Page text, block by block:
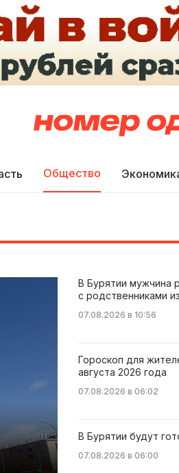
Общество
В Бурятии мужчина
с родственниками
07.08.2026 в 10:56
Гороскоп для
августа 2026 года
07.08.2026 в 06:02
В Бурятии будут
07.08.2026 в 06:00